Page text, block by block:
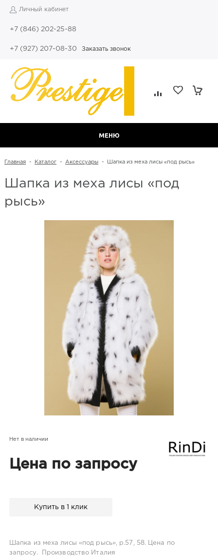
Личный кабинет
+7 (846) 202-25-88
+7 (927) 207-08-30 Заказать звонок
МЕНЮ
Главная - Каталог - Аксессуары - Шапка из меха лисы «под рысь»
Шапка из меха лисы «под
рысь»
Нет в наличии
Цена по запросу
Купить в 1 клик
Шапка из меха лисы «под рысь», р.57, 58. Цена по
запросу. Производство Италия